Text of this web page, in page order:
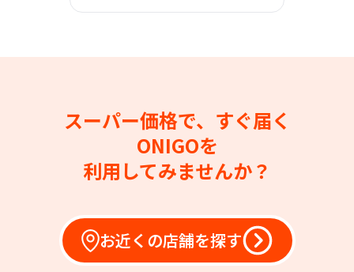
スーパー価格で、すぐ届く
ONIGOを
利用してみませんか？
お近くの店舗を探す